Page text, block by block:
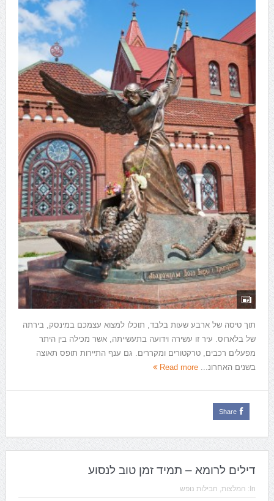
תוך טיסה של ארבע שעות בלבד, תוכלו למצוא עצמכם במינסק, בירתה
של בלארוס. עיר זו עשירה וידועה בתעשייתה, אשר מכילה בין היתר
מפעלים רכבים, טרקטורים ומקררים. גם ענף התיירות תופס תאוצה
בשנים האחרונ... Read more
Share
דילים לרומא – תמיד זמן טוב לנסוע
In: המלצות, חבילות נופש